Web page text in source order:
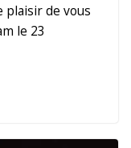
plaisir de vous
le 23